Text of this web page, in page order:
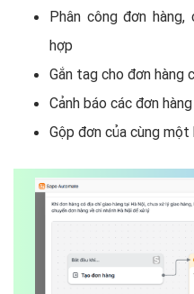
Phân công đơn
hợp
Gắn tag cho đơn hàng
Cảnh báo các đơn
Gộp đơn của cùng